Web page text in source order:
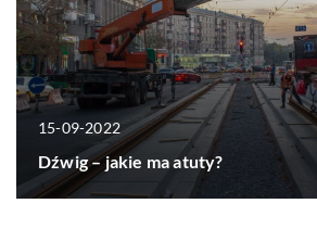
15-09-2022
Dźwig – jakie ma atuty?